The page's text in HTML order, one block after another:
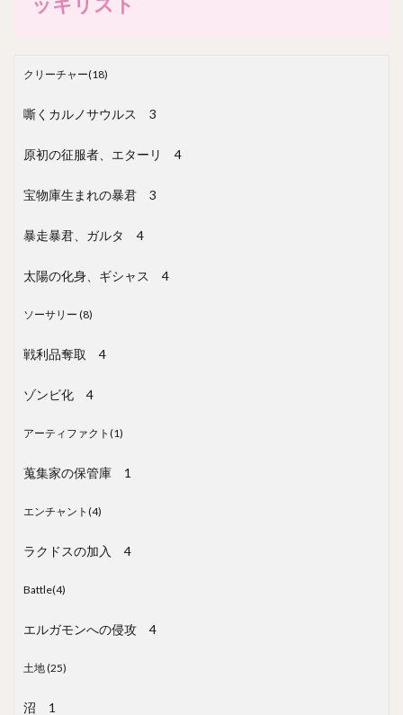
クリーチャー(18)
嘶くカルノサウルス 3
原初の征服者、エターリ 4
宝物庫生まれの暴君 3
暴走暴君、ガルタ 4
太陽の化身、ギシャス 4
ソーサリー (8)
戦利品奪取 4
ゾンビ化 4
アーティファクト(1)
蒐集家の保管庫 1
エンチャント(4)
ラクドスの加入 4
Battle(4)
エルガモンへの侵攻 4
土地 (25)
沼 1